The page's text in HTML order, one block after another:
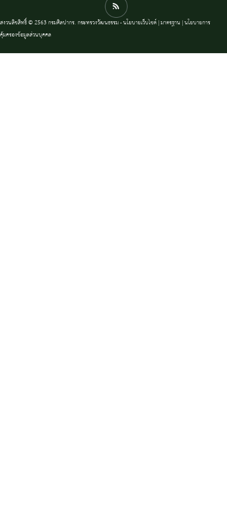
สงวนลิขสิทธิ์ © 2563 กรมศิลปากร. กระทรวงวัฒนธรรม -นโยบายเว็บไซต์|มาตรฐาน |นโยบายการ
คุ้มครองข้อมูลส่วนบุคคล